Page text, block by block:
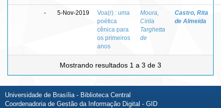
- 5-Nov-2019
Voa(r) : uma
poética
cênica para
os primeiros
anos
Moura,
Cirila
Targhetta
de
Castro, Rita
de Almeida
Mostrando resultados 1 a 3 de 3
Universidade de Brasília - Biblioteca Central
Coordenadoria de Gestão da Informação Digital - GID